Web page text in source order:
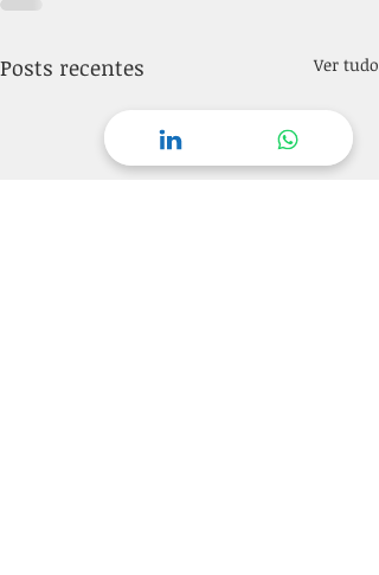
Posts recentes Ver tudo